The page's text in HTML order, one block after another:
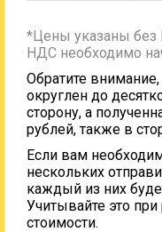
*Цены указаны без
НДС необходимо
Обратите
округлен до
сторону, а
рублей, также в
Если вам
нескольких
каждый из них
Учитывайте это
стоимости.